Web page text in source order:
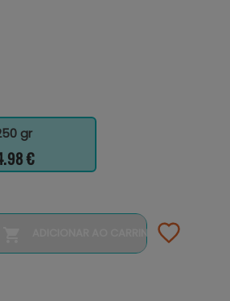
gr
€
ADICIONAR AO CARRINHO